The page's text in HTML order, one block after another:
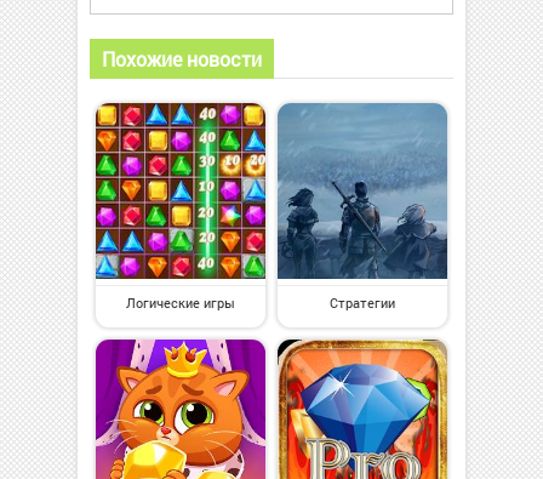
Похожие новости
Логические игры Стратегии